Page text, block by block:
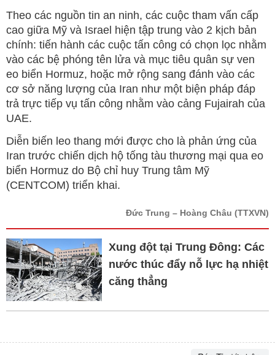
Theo các nguồn tin an ninh, các cuộc tham vấn cấp
cao giữa Mỹ và Israel hiện tập trung vào 2 kịch bản
chính: tiến hành các cuộc tấn công có chọn lọc nhằm
vào các bệ phóng tên lửa và mục tiêu quân sự ven
eo biển Hormuz, hoặc mở rộng sang đánh vào các
cơ sở năng lượng của Iran như một biện pháp đáp
trả trực tiếp vụ tấn công nhằm vào cảng Fujairah của
UAE.
Diễn biến leo thang mới được cho là phản ứng của
Iran trước chiến dịch hộ tống tàu thương mại qua eo
biển Hormuz do Bộ chỉ huy Trung tâm Mỹ
(CENTCOM) triển khai.
Đức Trung – Hoàng Châu (TTXVN)
Xung đột tại Trung Đông: Các
nước thúc đẩy nỗ lực hạ nhiệt
căng thẳng